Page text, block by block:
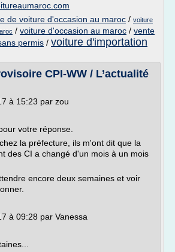
de voiture d'occasion au maroc / voiture
/ voiture d'occasion au maroc / vente
permis / voiture d'importation
CPI-WW / L’actualité
à 15:23 par zou
votre réponse.
la préfecture, ils m'ont dit que la
des CI a changé d'un mois à un mois
encore deux semaines et voir
à 09:28 par Vanessa